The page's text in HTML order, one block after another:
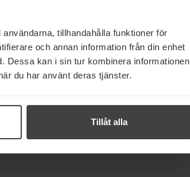
tillhandahålla funktioner för
och annan information från din enhet
Dessa kan i sin tur kombinera informationen
du har använt deras tjänster.
Tillåt alla